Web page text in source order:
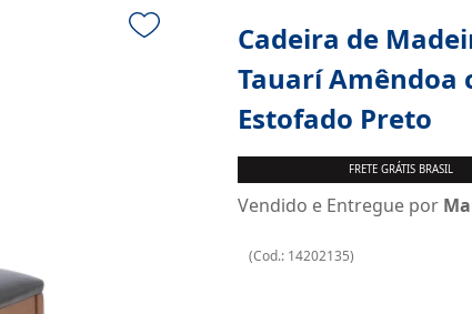
Cadeira de
Tauarí Amêndoa
Estofado Preto
FRETE GRÁTIS BRASIL
Vendido e Entregue por
(Cod.: 14202135)